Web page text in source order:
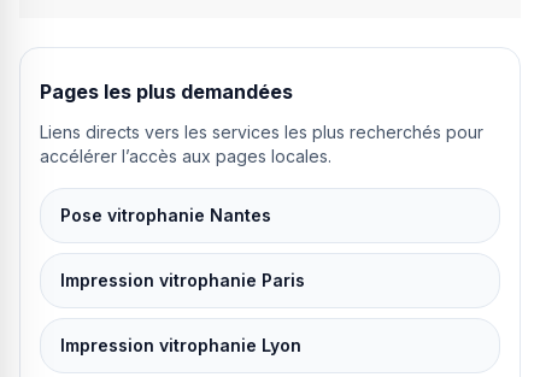
Pages les plus demandées
Liens directs vers les services les plus recherchés pour
accélérer l’accès aux pages locales.
Pose vitrophanie Nantes
Impression vitrophanie Paris
Impression vitrophanie Lyon